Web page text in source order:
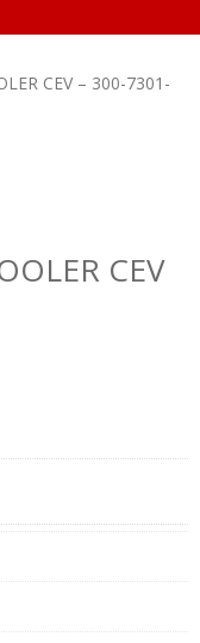
CEV – 300-7301-
CEV